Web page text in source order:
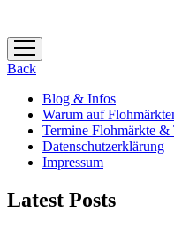
Menü
öffnen
Back
Blog & Infos
Warum auf
Termine Flohmärkte &
Datenschutzerklärung
Impressum
Latest Posts